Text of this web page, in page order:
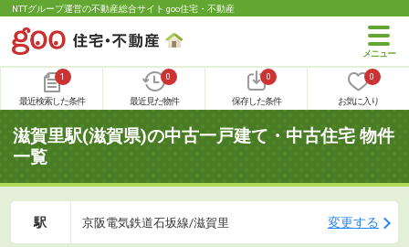
NTTグループ運営の不動産総合サイト goo住宅・不動産
1
最近検索した条件
0
最近見た物件
0
保存した条件
0
お気に入り
滋賀里駅(滋賀県)の中古一戸建て・中古住宅 物件
一覧
駅 京阪電気鉄道石坂線/滋賀里 変更する